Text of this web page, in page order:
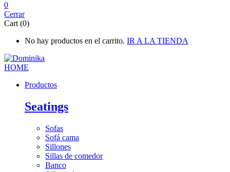
0
Cerrar
Cart (0)
No hay productos en el carrito. IR A LA TIENDA
Productos
Seatings
Sofas
Sofá cama
Sillones
Sillas de comedor
Banco